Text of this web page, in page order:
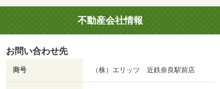
不動産会社情報
お問い合わせ先
商号 （株）エリッツ 近鉄奈良駅前店